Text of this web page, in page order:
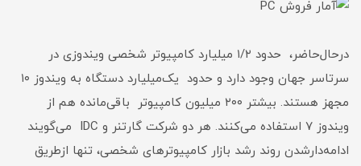
درحال‌حاضر، حدود ۱/۲ میلیارد کامپیوتر شخصی ویندوزی در
سرتاسر جهان وجود دارد و حدود یک‌میلیارد دستگاه به ویندوز ۱۰
مجهز هستند. بیشتر ۲۰۰ میلیون کامپیوتر باقی‌مانده هم از
ویندوز ۷ استفاده می‌کنند. هر دو شرکت گارتنر و IDC می‌گویند
ادامه‌دارشدن روند رشد بازار کامپیوترهای شخصی، تنها ازطریق